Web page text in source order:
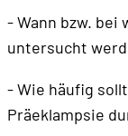
- Wann bzw. bei
untersucht
- Wie häufig
Präeklampsie